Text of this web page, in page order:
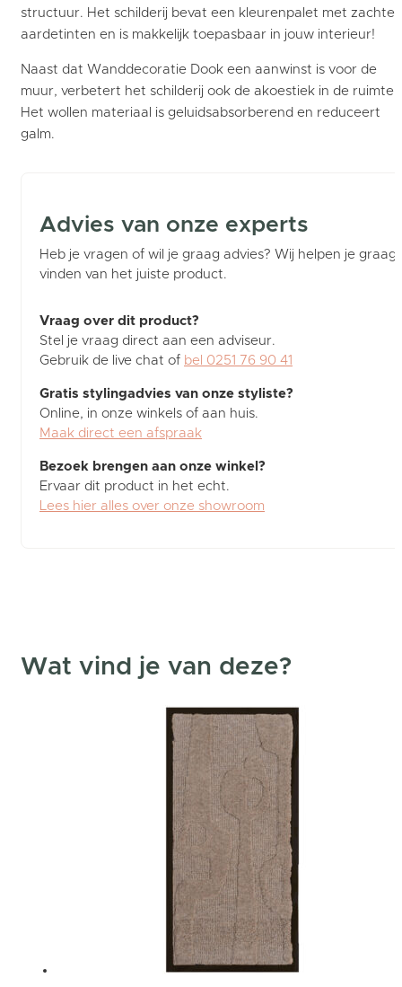
structuur. Het schilderij bevat een kleurenpalet met zachte
aardetinten en is makkelijk toepasbaar in jouw interieur!
Naast dat Wanddecoratie Dook een aanwinst is voor de
muur, verbetert het schilderij ook de akoestiek in de ruimte.
Het wollen materiaal is geluidsabsorberend en reduceert
galm.
Advies van onze experts
Heb je vragen of wil je graag advies? Wij helpen je graag
vinden van het juiste product.
Vraag over dit product?
Stel je vraag direct aan een adviseur.
Gebruik de live chat of bel 0251 76 90 41
Gratis stylingadvies van onze styliste?
Online, in onze winkels of aan huis.
Maak direct een afspraak
Bezoek brengen aan onze winkel?
Ervaar dit product in het echt.
Lees hier alles over onze showroom
Wat vind je van deze?